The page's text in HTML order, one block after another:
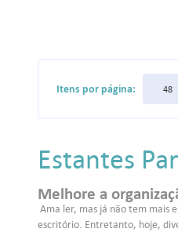
Itens por página:
Estantes
Melhore a
Ama ler, mas já não tem mais
escritório. Entretanto, hoje,